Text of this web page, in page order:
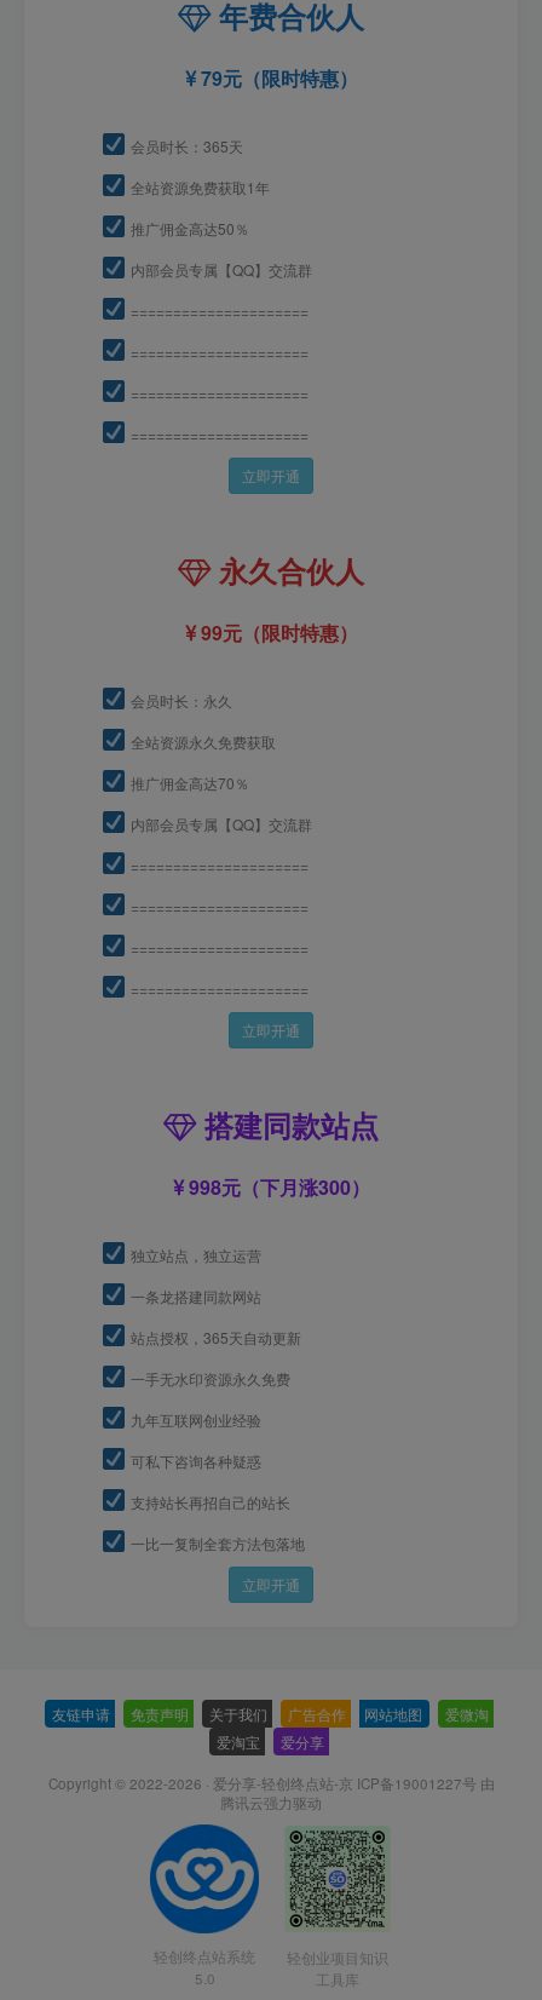
年费合伙人
79元（限时特惠）
会员时长：365天
全站资源免费获取1年
推广佣金高达50％
内部会员专属【QQ】交流群
=====================
=====================
=====================
=====================
立即开通
永久合伙人
99元（限时特惠）
会员时长：永久
全站资源永久免费获取
推广佣金高达70％
内部会员专属【QQ】交流群
=====================
=====================
=====================
=====================
立即开通
搭建同款站点
998元（下月涨300）
独立站点，独立运营
一条龙搭建同款网站
站点授权，365天自动更新
一手无水印资源永久免费
九年互联网创业经验
可私下咨询各种疑惑
支持站长再招自己的站长
一比一复制全套方法包落地
立即开通
友链申请 免责声明 关于我们 广告合作 网站地图 爱微淘
爱淘宝
爱分享
Copyright © 2022-2026 · 爱分享-轻创终点站-京 ICP备19001227号 由
腾讯云强力驱动
轻创终点站系统
5.0
轻创业项目知识
工具库